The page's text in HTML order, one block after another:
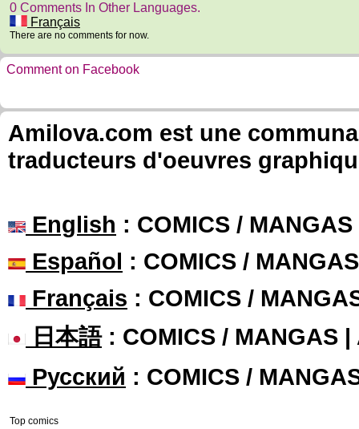
0 Comments In Other Languages.
Français
There are no comments for now.
Comment on Facebook
Amilova.com est une
traducteurs d'oeuvres
English : COMICS /
Español : COMICS /
Français : COMICS /
日本語: COMICS / MANGAS |
Русский : COMICS /
Top comics